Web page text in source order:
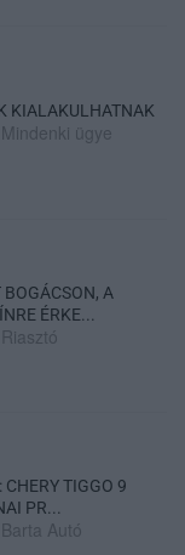
KIALAKULHATNAK
Mindenki ügye
A
ÉRKE...
Riasztó
TIGGO 9
PR...
Barta Autó